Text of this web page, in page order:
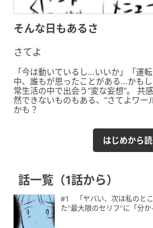
そんな日もあるさ
さてよ
「今は動いているし…いいか」「運
中、誰もが思ったことがある…かも
常生活の中で出会う“変な妄想”。 共
然できないものもある、“さてよワー
かも？
はじめから
話一覧（1話から）
#1 「ヤバい、次は私のと
た“最大限のセリフ”に「分か